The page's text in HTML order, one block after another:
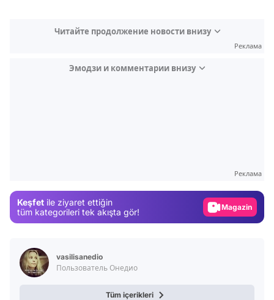
Читайте продолжение новости внизу
Реклама
Эмодзи и комментарии внизу
Реклама
Keşfet ile ziyaret ettiğin
tüm kategorileri tek akışta gör!
Magazin
vasilisanedio
Пользователь Онедио
Tüm içerikleri